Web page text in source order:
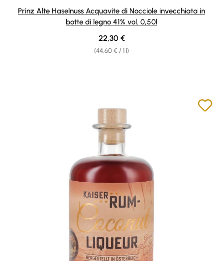
Average rating of 4.84 out of 5 stars
Prinz Alte Haselnuss Acquavite di Nocciole invecchiata in
botte di legno 41% vol. 0,50l
(44,60 € / 1 l)
Regular price:
22,30 €